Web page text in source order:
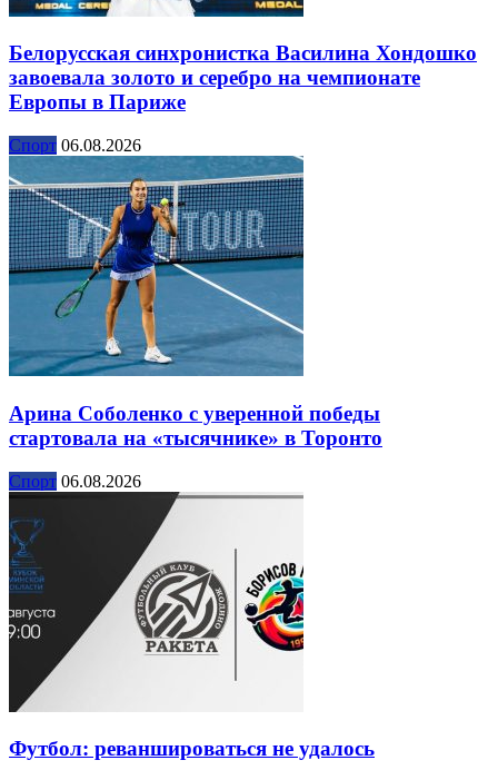
Белорусская синхронистка Василина Хондошко
завоевала золото и серебро на чемпионате
Европы в Париже
Спорт 06.08.2026
Арина Соболенко с уверенной победы
стартовала на «тысячнике» в Торонто
Спорт 06.08.2026
Футбол: реваншироваться не удалось